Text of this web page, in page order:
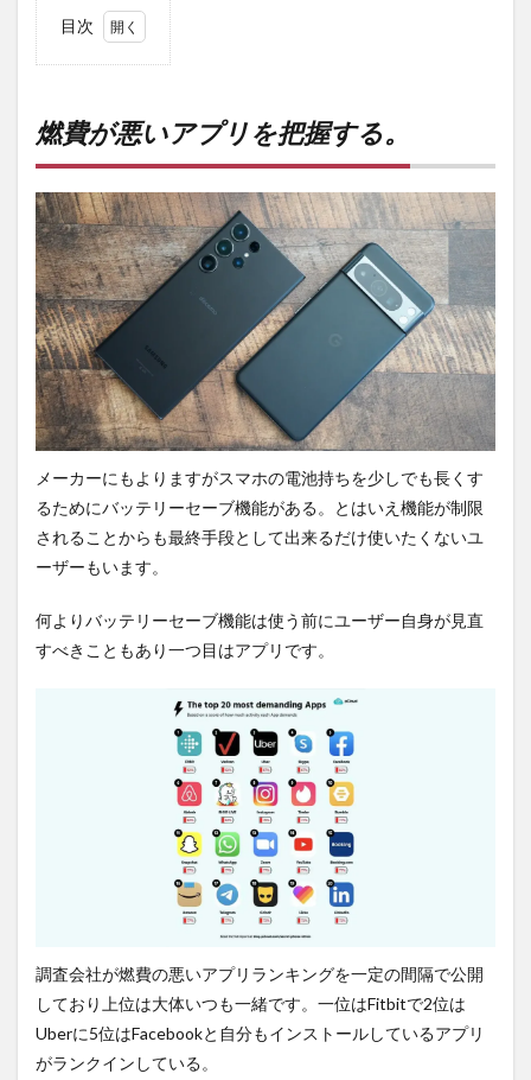
目次
いア
プリ
を把
る。
2
Google
関連の
同期を
オフに
する。
3
放電
の重
性。
4
Android14
へアップ
5
サイ
は待
ち時
間・
手数
料不
要の
燃費が悪いアプリを把握する。
メーカーにもよりますがスマホの電池持ちを少しでも長くす
るためにバッテリーセーブ機能がある。とはいえ機能が制限
されることからも最終手段として出来るだけ使いたくないユ
ーザーもいます。
何よりバッテリーセーブ機能は使う前にユーザー自身が見直
すべきこともあり一つ目はアプリです。
調査会社が燃費の悪いアプリランキングを一定の間隔で公開
しており上位は大体いつも一緒です。一位はFitbitで2位は
Uberに5位はFacebookと自分もインストールしているアプリ
がランクインしている。